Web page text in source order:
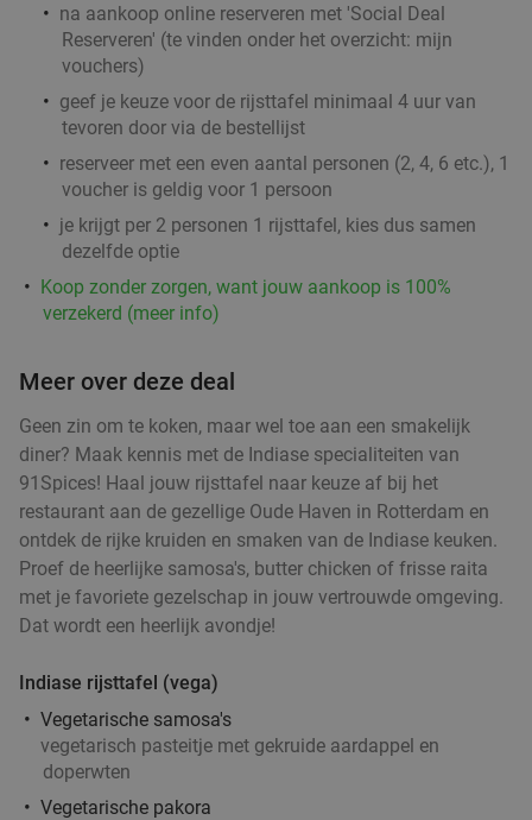
2-gangen keuzelunch bij Steak & Bier in hartje
Rotterdam
Morgen Ma Di Wo Do
Vr
Steak & Bier
Rotterdam 4 min. directions_walk
Verkocht: 198
€11
2-gangen keuzelunch bij L'Essenza in hartje
Morgen
Ma Di
L'Essenza
9.8star
Rotterdam 4 min.directions_walk
Verkocht: 255 Regulier €19,40
€12,95
Bierwandeling (2 uur) van Brewpub Reijngoud
Do
Vr
Brewpub Reijngoud
Rotterdam
Verkocht: 109
na aankoop online reserveren met 'Social Deal
Reserveren' (te vinden onder het overzicht: mijn
vouchers)
geef je keuze voor de rijsttafel minimaal 4 uur van
tevoren door via de bestellijst
reserveer met een even aantal personen (2, 4, 6 etc.), 1
voucher is geldig voor 1 persoon
je krijgt per 2 personen 1 rijsttafel, kies dus samen
dezelfde optie
Koop zonder zorgen, want jouw aankoop is 100%
verzekerd (meer info)
Meer over deze deal
Geen zin om te koken, maar wel toe aan een smakelijk
diner? Maak kennis met de Indiase specialiteiten van
91Spices! Haal jouw rijsttafel naar keuze af bij het
restaurant aan de gezellige Oude Haven in Rotterdam en
ontdek de rijke kruiden en smaken van de Indiase keuken.
Proef de heerlijke samosa's, butter chicken of frisse raita
met je favoriete gezelschap in jouw vertrouwde omgeving.
Dat wordt een heerlijk avondje!
Indiase rijsttafel (vega)
Vegetarische samosa's
vegetarisch pasteitje met gekruide aardappel en
doperwten
Vegetarische pakora